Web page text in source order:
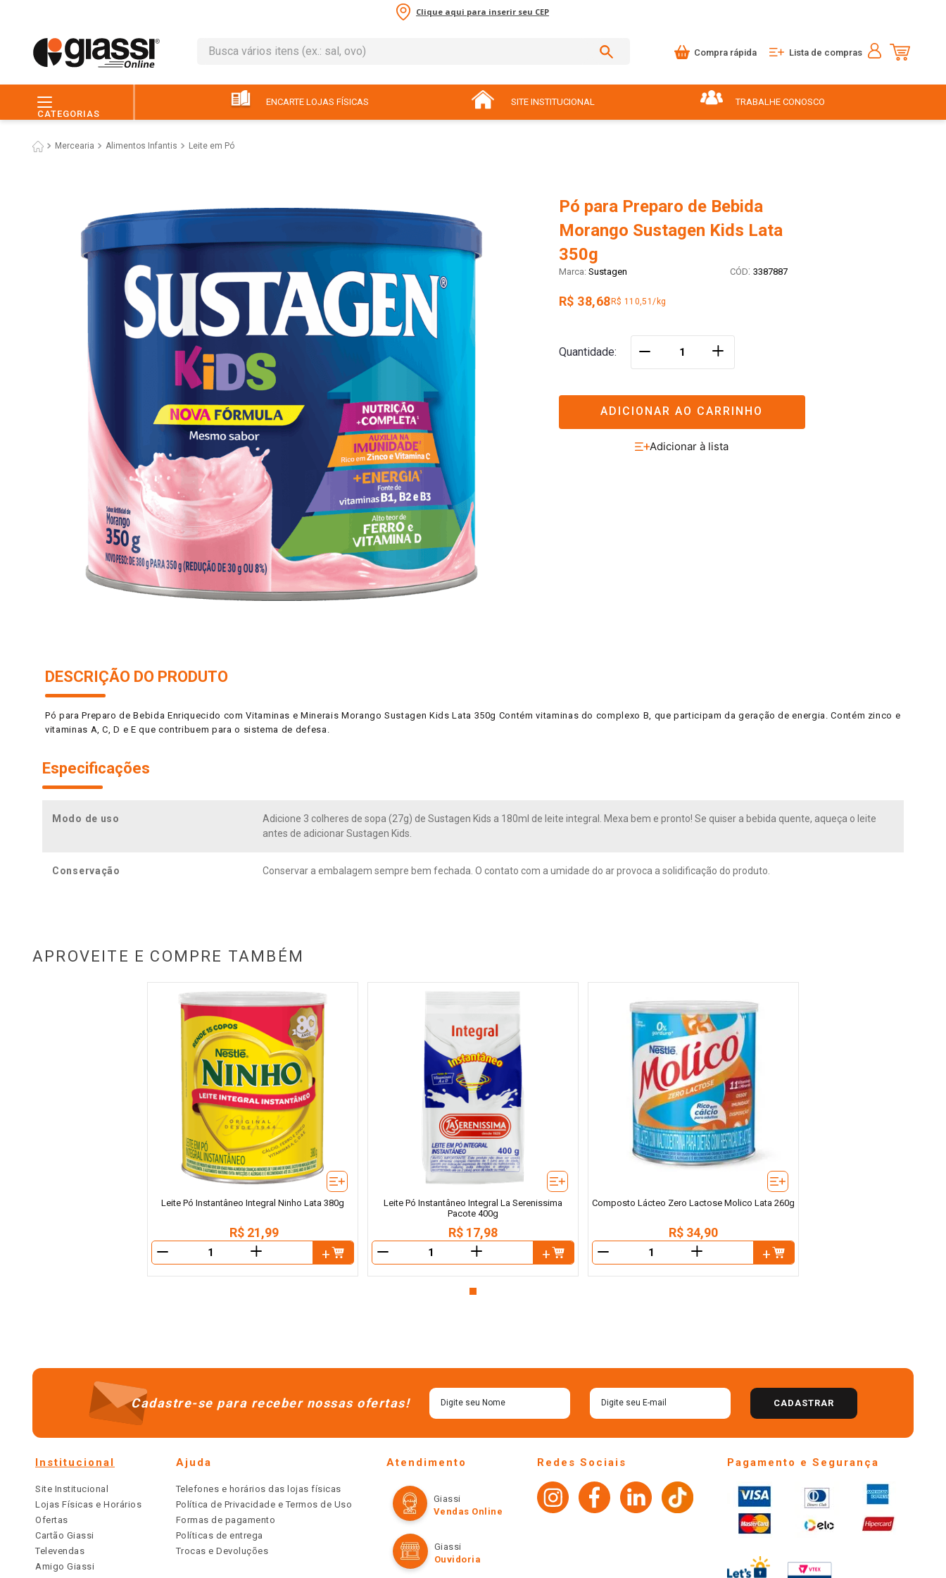
Clique aqui para inserir seu CEP
Busca vários itens (ex.: sal, ovo)
Compra rápida Lista de compras
CATEGORIAS
ENCARTE LOJAS FÍSICAS SITE INSTITUCIONAL TRABALHE CONOSCO
Mercearia Alimentos Infantis Leite em Pó
Pó para Preparo de Bebida
Morango Sustagen Kids Lata
350g
Sustagen : 3387887
R$ 38,68R$ 110,51/kg
Quantidade ＋
ADICIONAR AO CARRINHO
DESCRIÇÃO DO PRODUTO
Pó para Preparo de Bebida Enriquecido com Vitaminas e Minerais Morango Sustagen Kids Lata 350g Contém vitaminas do complexo B, que participam da geração de energia. Contém zinco e
vitaminas A, C, D e E que contribuem para o sistema de defesa.
Especificações
Modo de uso
Adicione 3 colheres de sopa (27g) de Sustagen Kids a 180ml de leite integral. Mexa bem e pronto! Se quiser a bebida quente, aqueça o leite
antes de adicionar Sustagen Kids.
Conservação Conservar a embalagem sempre bem fechada. O contato com a umidade do ar provoca a solidificação do produto.
APROVEITE E COMPRE TAMBÉM
Leite Pó Instantâneo Integral Ninho Lata 380g
R$ 21,99
＋
Leite Pó Instantâneo Integral La Serenissima
Pacote 400g
R$ 17,98
＋
Composto Lácteo Zero Lactose Molico Lata 260g
R$ 34,90
＋
Cadastre-se para receber nossas ofertas! CADASTRAR
Institucional
Site Institucional
Lojas Físicas e Horários
Ofertas
Cartão Giassi
Televendas
Amigo Giassi
Ajuda
Telefones e horários das lojas físicas
Política de Privacidade e Termos de Uso
Formas de pagamento
Políticas de entrega
Trocas e Devoluções
Atendimento
Giassi
Vendas Online
Giassi
Ouvidoria
Redes Sociais Pagamento e Segurança
leite
3 º queijo
7º ovo
8º iogurte
º
10º arroz